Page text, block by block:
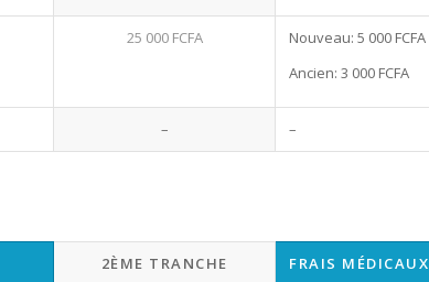
25 000 FCFA
Nouveau: 5 000 FCFA
Ancien: 3 000 FCFA
– –
2ÈME TRANCHE FRAIS MÉDICAUX